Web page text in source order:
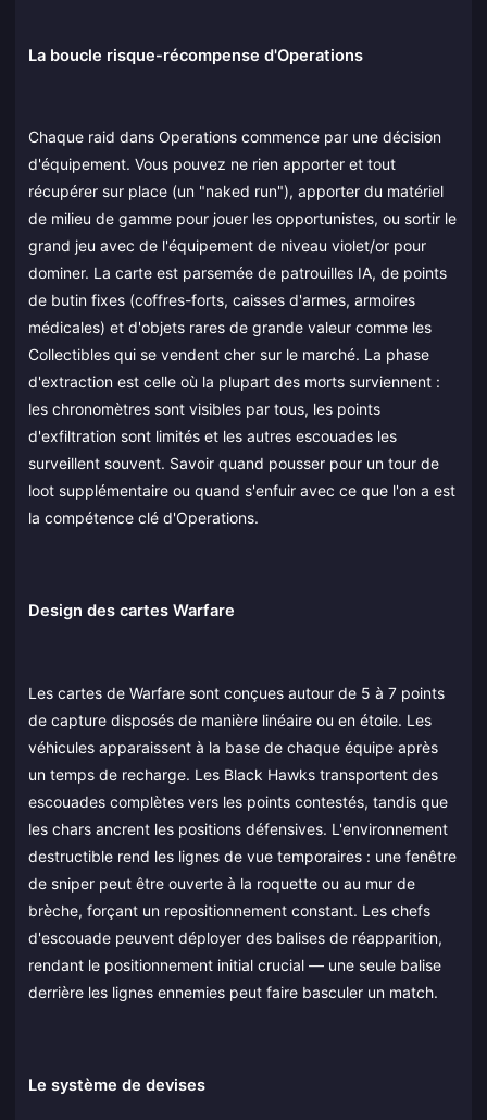
La boucle risque-récompense d'Operations
Chaque raid dans Operations commence par une décision
d'équipement. Vous pouvez ne rien apporter et tout
récupérer sur place (un "naked run"), apporter du matériel
de milieu de gamme pour jouer les opportunistes, ou sortir le
grand jeu avec de l'équipement de niveau violet/or pour
dominer. La carte est parsemée de patrouilles IA, de points
de butin fixes (coffres-forts, caisses d'armes, armoires
médicales) et d'objets rares de grande valeur comme les
Collectibles qui se vendent cher sur le marché. La phase
d'extraction est celle où la plupart des morts surviennent :
les chronomètres sont visibles par tous, les points
d'exfiltration sont limités et les autres escouades les
surveillent souvent. Savoir quand pousser pour un tour de
loot supplémentaire ou quand s'enfuir avec ce que l'on a est
la compétence clé d'Operations.
Design des cartes Warfare
Les cartes de Warfare sont conçues autour de 5 à 7 points
de capture disposés de manière linéaire ou en étoile. Les
véhicules apparaissent à la base de chaque équipe après
un temps de recharge. Les Black Hawks transportent des
escouades complètes vers les points contestés, tandis que
les chars ancrent les positions défensives. L'environnement
destructible rend les lignes de vue temporaires : une fenêtre
de sniper peut être ouverte à la roquette ou au mur de
brèche, forçant un repositionnement constant. Les chefs
d'escouade peuvent déployer des balises de réapparition,
rendant le positionnement initial crucial — une seule balise
derrière les lignes ennemies peut faire basculer un match.
Le système de devises